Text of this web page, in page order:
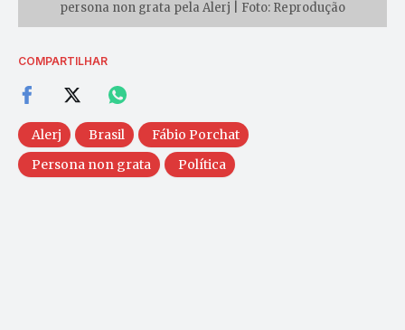
persona non grata pela Alerj | Foto: Reprodução
COMPARTILHAR
Alerj Brasil
Fábio Porchat
Persona non grata
Política